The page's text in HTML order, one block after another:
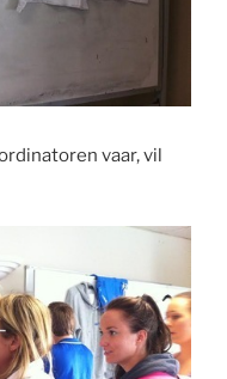
vaar, vil